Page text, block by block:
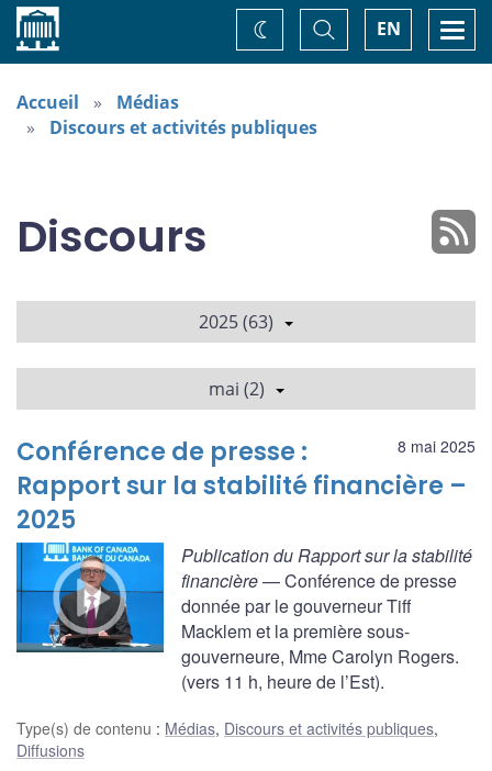
Accueil EN
Basculer
la
recherche
Changez
de
Accueil
Médias
Discours et activités publiques
Discours
2025 (63)
mai (2)
8 mai 2025
Conférence de presse :
Rapport sur la stabilité financière –
2025
Publication du Rapport sur la stabilité
financière— Conférence de presse
donnée par le gouverneur Tiff
Macklem et la première sous-
gouverneure, Mme Carolyn Rogers.
(vers 11 h, heure de l’Est).
Type(s) de contenu : Médias, Discours et activités publiques,
Diffusions